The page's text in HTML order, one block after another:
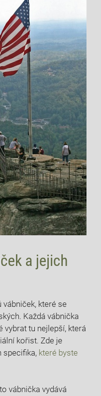
a​ jejich
které‍ se⁤
Každá vábnička
‌vybrat tu ‍nejlepší, která⁢
kořist. Zde je
specifika, které byste
vábnička⁣ vydává